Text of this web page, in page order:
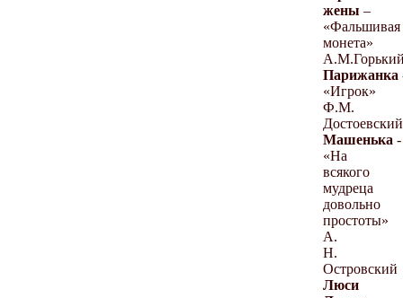
жены –
«Фальшивая
монета»
Парижанка
«Игрок»
Ф.М.
Достоевский
Машенька -
«На
всякого
мудреца
довольно
простоты»
А.
Н.
Островский
Люси